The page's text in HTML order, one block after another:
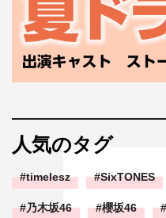
人気のタグ
timelesz SixTONES
乃木坂46 櫻坂46